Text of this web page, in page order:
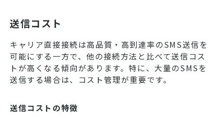
送信コスト
キャリア直接接続は高品質・高到達率のSMS送信を
可能にする一方で、他の接続方法と比べて送信コス
トが高くなる傾向があります。特に、大量のSMSを
送信する場合は、コスト管理が重要です。
送信コストの特徴